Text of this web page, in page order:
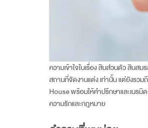
ความเข้าใจในเรื่อง สินส่วนตัว สิน
สถานที่จัดงานแต่งเท่านั้น แต่ยังรว
House พร้อมให้คำปรึกษาและเนร
ความรักและกฎหมาย